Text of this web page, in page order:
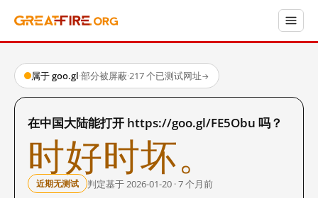
属于 goo.gl·部分被屏蔽·217 个已测试网址→
在中国大陆能打开 https://goo.gl/FE5Obu 吗？
时好时坏。
近期无测试 判定基于 2026-01-20 · 7 个月前